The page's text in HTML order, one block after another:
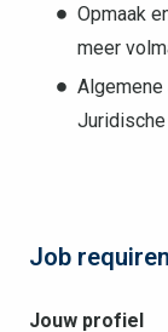
Opmaak
meer
Job
Jouw profiel